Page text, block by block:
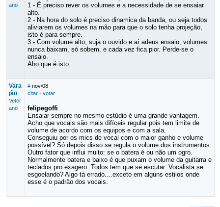
ano
1 - É preciso rever os volumes e a necessidade de se ensaiar
alto.
2 - Na hora do solo é preciso dinamica da banda, ou seja todos
aliviarem os volumes na mão para que o solo tenha projeção,
isto é para sempre.
3 - Com volume alto, suja o ouvido e aí adeus ensaio, volumes
nunca baixam, só sobem, e cada vez fica pior. Perde-se o
ensaio.
Aho que é isto.
Vara
jão
Veter
ano
# nov/08
citar· votar
felipegoffi
Ensaiar sempre no mesmo estúdio é uma grande vantagem.
Acho que vocais são mais difíceis regular pois tem limite de
volume de acordo com os equipos e com a sala.
Conseguiu por os mics de vocal com o maior ganho e volume
possível? Só depois disso se regula o volume dos instrumentos.
Outro fator que influi muito: se o batera é ou não um ogro.
Normalmente batera e baixo é que puxam o volume da guitarra e
teclados pro exagero. Todos tem que se escutar. Vocalista se
esgoelando? Algo tá errado....exceto em alguns estilos onde
esse é o padrão dos vocais.